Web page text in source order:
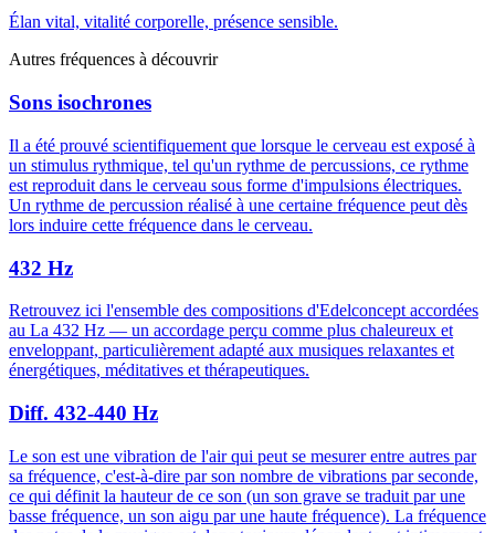
Élan vital, vitalité corporelle, présence sensible.
Autres fréquences à découvrir
Sons isochrones
Il a été prouvé scientifiquement que lorsque le cerveau est exposé à
un stimulus rythmique, tel qu'un rythme de percussions, ce rythme
est reproduit dans le cerveau sous forme d'impulsions électriques.
Un rythme de percussion réalisé à une certaine fréquence peut dès
lors induire cette fréquence dans le cerveau.
432 Hz
Retrouvez ici l'ensemble des compositions d'Edelconcept accordées
au La 432 Hz — un accordage perçu comme plus chaleureux et
enveloppant, particulièrement adapté aux musiques relaxantes et
énergétiques, méditatives et thérapeutiques.
Diff. 432-440 Hz
Le son est une vibration de l'air qui peut se mesurer entre autres par
sa fréquence, c'est-à-dire par son nombre de vibrations par seconde,
ce qui définit la hauteur de ce son (un son grave se traduit par une
basse fréquence, un son aigu par une haute fréquence). La fréquence